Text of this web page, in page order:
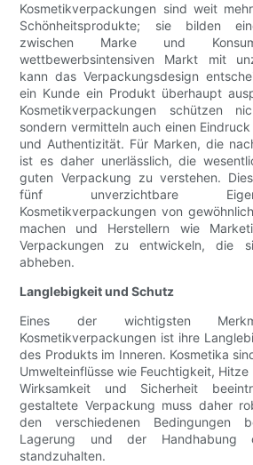
Kosmetikverpackungen sind weit
Schönheitsprodukte; sie bilden
zwischen Marke und
wettbewerbsintensiven Markt mit
kann das Verpackungsdesign
ein Kunde ein Produkt überhaupt
Kosmetikverpackungen schützen
sondern vermitteln auch einen
und Authentizität. Für Marken, die
ist es daher unerlässlich, die
guten Verpackung zu verstehen.
fünf unverzichtbare
Kosmetikverpackungen von
machen und Herstellern wie
Verpackungen zu entwickeln, die
abheben.
Langlebigkeit und Schutz
Eines der wichtigsten
Kosmetikverpackungen ist ihre
des Produkts im Inneren. Kosmetika
Umwelteinflüsse wie Feuchtigkeit,
Wirksamkeit und Sicherheit
gestaltete Verpackung muss daher
den verschiedenen Bedingungen
Lagerung und der Handhabung
standzuhalten.